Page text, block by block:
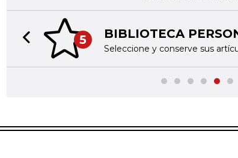
5 BIBLIOTECA
Seleccione y conserve sus
Previous slide